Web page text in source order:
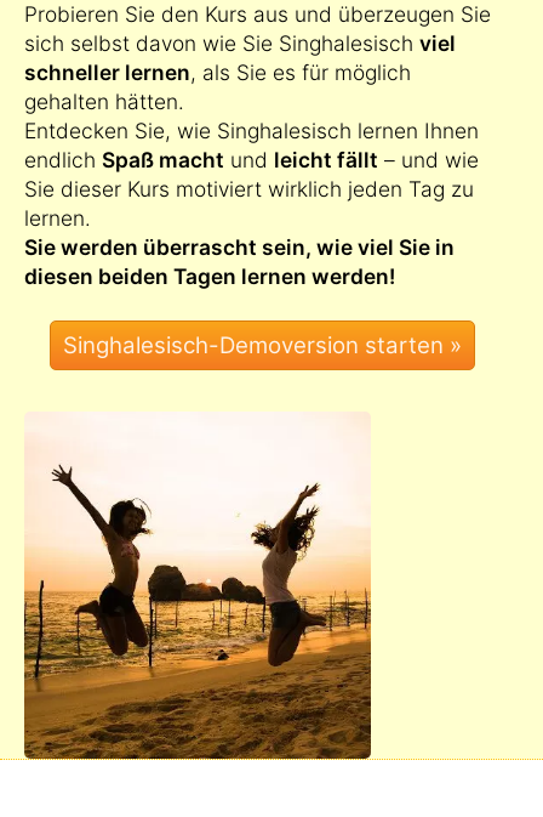
Probieren Sie den Kurs aus und überzeugen Sie
sich selbst davon wie Sie Singhalesisch viel
schneller lernen, als Sie es für möglich
gehalten hätten.
Entdecken Sie, wie Singhalesisch lernen Ihnen
endlich Spaß macht und leicht fällt – und wie
Sie dieser Kurs motiviert wirklich jeden Tag zu
lernen.
Sie werden überrascht sein, wie viel Sie in
diesen beiden Tagen lernen werden!